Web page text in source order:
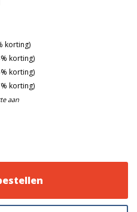
korting)
korting)
korting)
korting)
aan